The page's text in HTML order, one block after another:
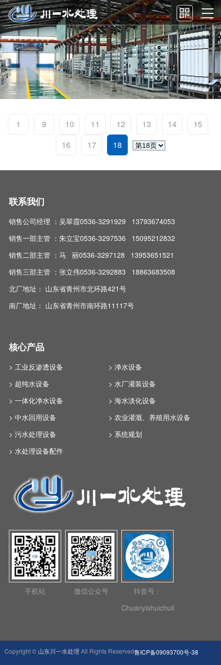
1 9 10 11 12 13 14
15
16
17 18
联系我们
销售公司经理 ：吴翠霞0536-3291929 13793674053
销售一部主管 ：朱立宝0536-3297536 15095212832
销售二部主管 ：马 丽0536-3297128 13953651521
销售三部主管 ：张立伟0536-3292883 18863683508
北厂地址： 山东省青州市北环路421号
南厂地址： 山东省青州市南环路11117号
核心产品
> 工业反渗透设备
> 净水设备
> 超纯水设备
> 水厂灌装设备
> 一体化净水设备
> 海水淡化设备
> 中水回用设备
> 农业灌溉、养殖用水设备
> 污水处理设备
> 系统规划
> 水处理设备配件
手机站 微信公众号
抖音号：
Chuanyishuichuli
Copyright © 山东川一水处理 All Rights Reserved鲁ICP备09093700号-38